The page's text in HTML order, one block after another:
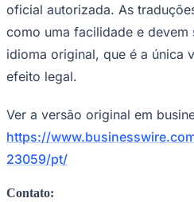
oficial autorizada. As
como uma facilidade e
idioma original, que é a única
efeito legal.
Ver a versão original em
https://
23059/pt/
Contato: